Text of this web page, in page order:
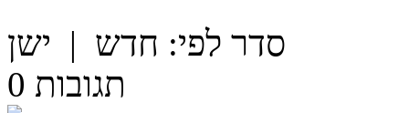
סדר לפי: חדש | ישן
0 תגובות